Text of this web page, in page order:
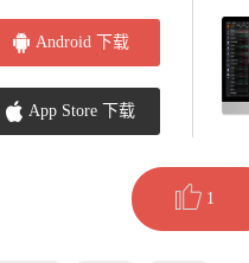
Android 下载
App Store 下载
1